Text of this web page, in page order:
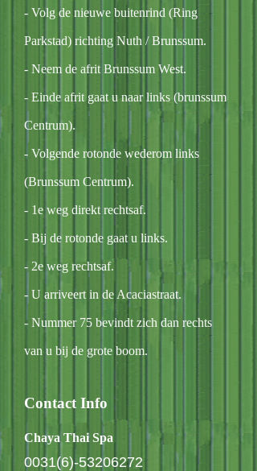
- Volg de nieuwe buitenrind (Ring
Parkstad) richting Nuth / Brunssum.
- Neem de afrit Brunssum West.
- Einde afrit gaat u naar links (brunssum
Centrum).
- Volgende rotonde wederom links
(Brunssum Centrum).
- 1e weg direkt rechtsaf.
- Bij de rotonde gaat u links.
- 2e weg rechtsaf.
- U arriveert in de Acaciastraat.
- Nummer 75 bevindt zich dan rechts
van u bij de grote boom.
Contact Info
Chaya Thai Spa
0031(6)-53206272